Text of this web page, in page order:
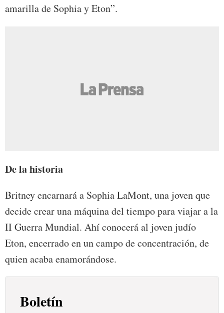
amarilla de Sophia y Eton”.
De la historia
Britney encarnará a Sophia LaMont, una joven que
decide crear una máquina del tiempo para viajar a la
II Guerra Mundial. Ahí conocerá al joven judío
Eton, encerrado en un campo de concentración, de
quien acaba enamorándose.
Boletín